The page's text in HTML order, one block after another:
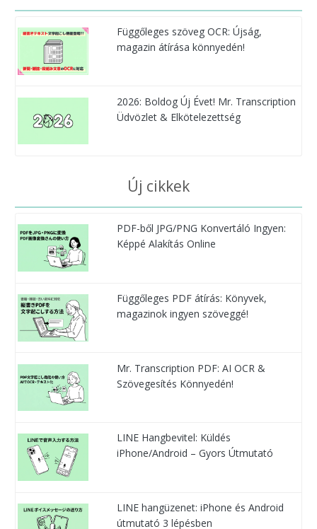
Függőleges szöveg OCR: Újság,
magazin átírása könnyedén!
2026: Boldog Új Évet! Mr. Transcription
Üdvözlet & Elkötelezettség
Új cikkek
PDF-ből JPG/PNG Konvertáló Ingyen:
Képpé Alakítás Online
Függőleges PDF átírás: Könyvek,
magazinok ingyen szöveggé!
Mr. Transcription PDF: AI OCR &
Szövegesítés Könnyedén!
LINE Hangbevitel: Küldés
iPhone/Android – Gyors Útmutató
LINE hangüzenet: iPhone és Android
útmutató 3 lépésben